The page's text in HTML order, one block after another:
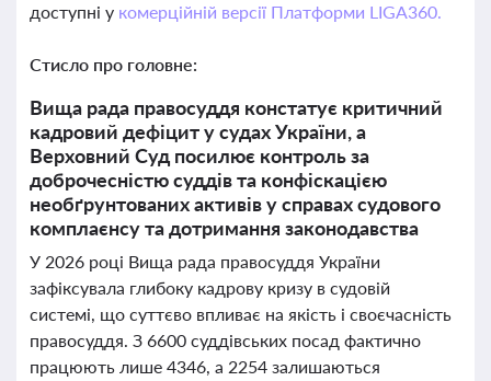
доступні у комерційній версії Платформи LIGA360.
Стисло про головне:
Вища рада правосуддя констатує критичний
кадровий дефіцит у судах України, а
Верховний Суд посилює контроль за
доброчесністю суддів та конфіскацією
необґрунтованих активів у справах судового
комплаєнсу та дотримання законодавства
У 2026 році Вища рада правосуддя України
зафіксувала глибоку кадрову кризу в судовій
системі, що суттєво впливає на якість і своєчасність
правосуддя. З 6600 суддівських посад фактично
працюють лише 4346, а 2254 залишаються